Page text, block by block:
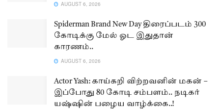
AUGUST 6, 2026
Spiderman Brand New Day திரைப்படம் 300
கோடிக்கு மேல் ஓட இதுதான்
காரணம்..
AUGUST 6, 2026
Actor Yash: காய்கறி விற்றவனின் மகன் –
இப்போது 80 கோடி சம்பளம்.. நடிகர்
யஷ்ஷின் பழைய வாழ்க்கை..!